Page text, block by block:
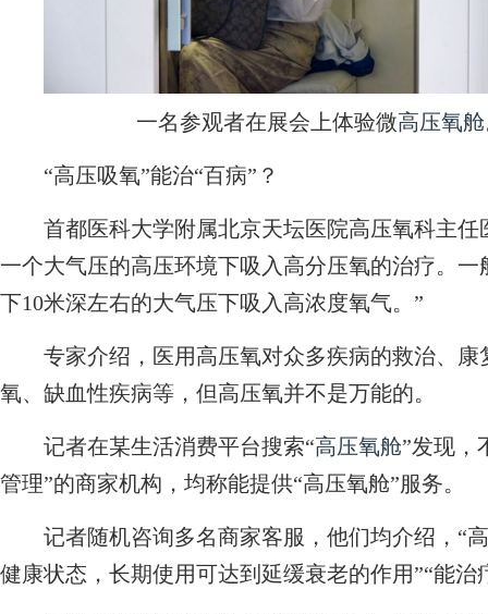
一名参观者在展会上体验微高压氧舱
“高压吸氧”能治“百病”？
首都医科大学附属北京天坛医院高压氧科主任
一个大气压的高压环境下吸入高分压氧的治疗。
下10米深左右的大气压下吸入高浓度氧气。”
专家介绍，医用高压氧对众多疾病的救治、康
氧、缺血性疾病等，但高压氧并不是万能的。
记者在某生活消费平台搜索“高压氧舱”发现，
管理”的商家机构，均称能提供“高压氧舱”服务。
记者随机咨询多名商家客服，他们均介绍，“
健康状态，长期使用可达到延缓衰老的作用”“能